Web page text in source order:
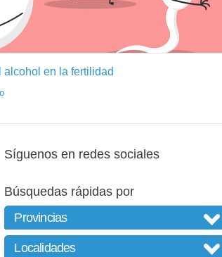
alcohol en la fertilidad
Síguenos en redes sociales
Búsquedas rápidas por